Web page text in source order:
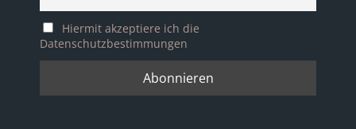
Hiermit akzeptiere ich die
Datenschutzbestimmungen